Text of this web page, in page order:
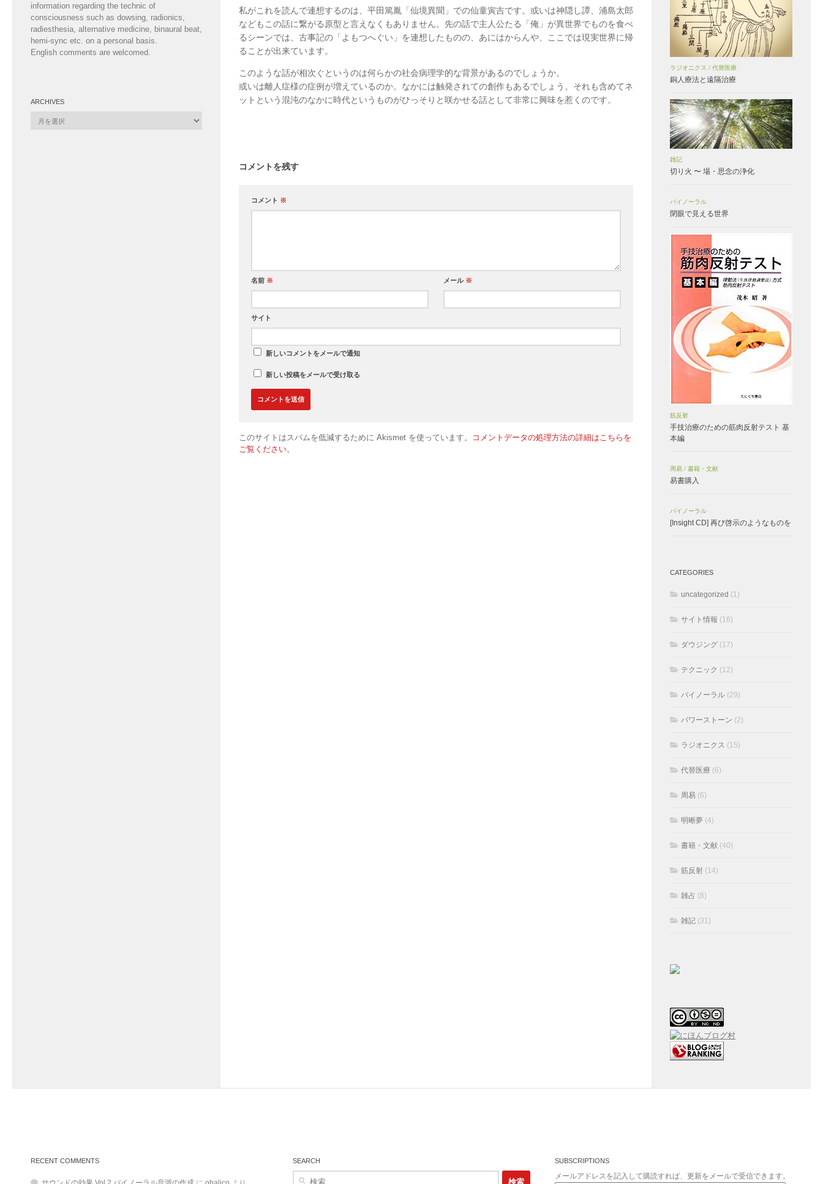
私がこれを読んで連想するのは、平田篤胤「仙境異聞」での仙童寅吉です。或いは神隠し譚、浦島太郎
などもこの話に繋がる原型と言えなくもありません。先の話で主人公たる「俺」が異世界でものを食べ
るシーンでは、古事記の「よもつへぐい」を連想したものの、あにはからんや、ここでは現実世界に帰
ることが出来ています。
このような話が相次ぐというのは何らかの社会病理学的な背景があるのでしょうか。
或いは離人症様の症例が増えているのか。なかには触発されての創作もあるでしょう。それも含めてネ
ットという混沌のなかに時代というものがひっそりと咲かせる話として非常に興味を惹くのです。
コメントを残す
コメント ※
名前 ※ メール ※
サイト
新しいコメントをメールで通知
新しい投稿をメールで受け取る
このサイトはスパムを低減するために Akismet を使っています。
コメントデータの処理方法の詳細はこちらを
ご覧ください。
information regarding the technic of
consciousness such as dowsing, radionics,
radiesthesia, alternative medicine, binaural beat,
hemi-sync etc. on a personal basis.
English comments are welcomed.
ARCHIVES
Archives
ラジオニクス / 代替医療
銅人療法と遠隔治療
雑記
切り火 〜 場・思念の浄化
バイノーラル
閉眼で見える世界
筋反射
手技治療のための筋肉反射テスト 基
本編
周易 / 書籍・文献
易書購入
バイノーラル
[Insight CD] 再び啓示のようなものを
CATEGORIES
uncategorized (1)
サイト情報 (16)
ダウジング (17)
テクニック (12)
バイノーラル (29)
パワーストーン (2)
ラジオニクス (15)
代替医療 (6)
周易 (6)
明晰夢 (4)
書籍・文献 (40)
筋反射 (14)
雑占 (8)
雑記 (31)
RECENT COMMENTS SEARCH SUBSCRIPTIONS
メールアドレスを記入して購読すれば、更新をメールで受信できます。